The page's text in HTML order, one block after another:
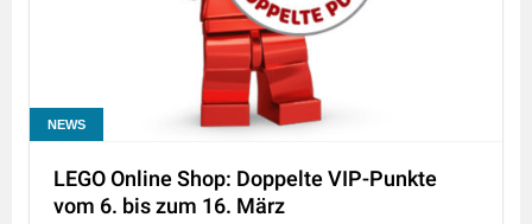
NEWS
LEGO Online Shop: Doppelte VIP-Punkte
vom 6. bis zum 16. März